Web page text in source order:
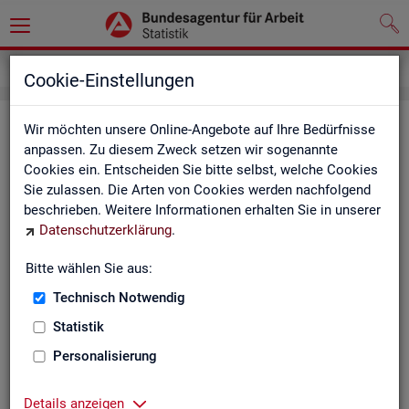
Cookie-Einstellungen
Wir möchten unsere Online-Angebote auf Ihre Bedürfnisse
anpassen. Zu diesem Zweck setzen wir sogenannte
Cookies ein. Entscheiden Sie bitte selbst, welche Cookies
Sie zulassen. Die Arten von Cookies werden nachfolgend
beschrieben. Weitere Informationen erhalten Sie in unserer
Datenschutzerklärung.
Bitte wählen Sie aus:
Technisch Notwendig
Statistik
Personalisierung
Details anzeigen
Im­pres­sum der Sta­tis­tik der Bun­
des­agen­tur für Ar­beit (BA)
In­for­ma­tio­nen über den Her­aus­ge­ber
Im­pres­sum der Bun­des­agen­tur für Ar­beit
Nut­zungs- und Be­zugs­be­din­gun­gen
Co­py­right und Mar­ken­schutz
Die In­hal­te des In­ter­net­auf­tritts der BA sowie die Pro­duk­te
der Sta­tis­tik der BA ste­hen im geis­ti­gen Ei­gen­tum der BA und